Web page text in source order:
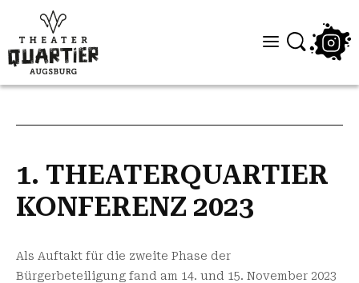
1. THEATERQUARTIER
KONFERENZ 2023
Als Auftakt für die zweite Phase der
Bürgerbeteiligung fand am 14. und 15. November 2023